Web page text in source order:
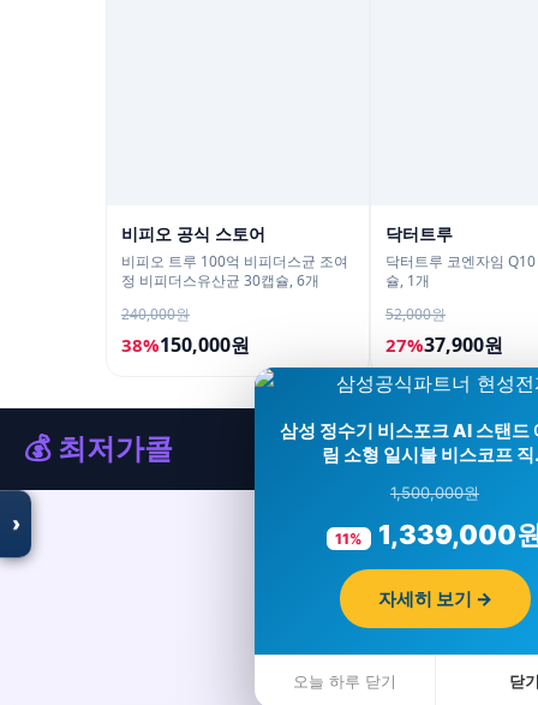
비피오 공식 스토어
비피오 트루 100억 비피더스균 조여
정 비피더스유산균 30캡슐, 6개
240,000원
38%150,000원
닥터트루
닥터트루 코엔자임
슐, 1개
52,000원
27%37,900원
💰 최저가콜
삼성 정수기 비스포크 AI 스탠드
림 소형 일시불 비스코프
1,500,000원
11% 1,339,000
자세히 보기 →
오늘 하루 닫기 닫
›
보기